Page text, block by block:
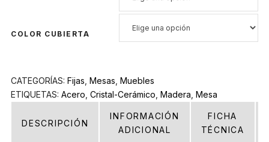
COLOR CUBIERTA
CATEGORÍAS: Fijas Mesas Muebles
ETIQUETAS: Acero Cristal-Cerámico Madera Mesa
DESCRIPCIÓN
INFORMACIÓN
ADICIONAL
FICHA
TÉCNICA